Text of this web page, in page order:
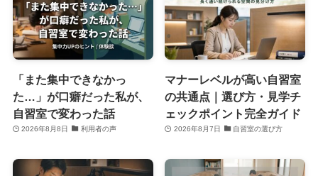
「また集中できなかっ
た…」が口癖だった私が、
自習室で変わった話
2026年8月8日 利用者の声
マナーレベルが高い自習室
の共通点｜選び方・見学チ
ェックポイント完全ガイド
2026年8月7日 自習室の選び方